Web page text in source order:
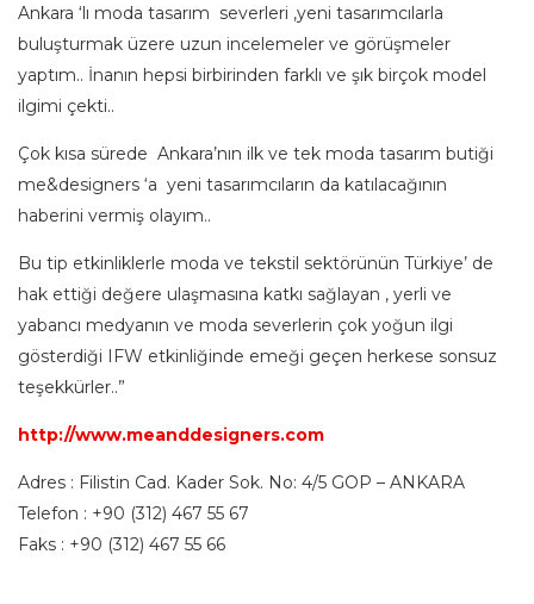
Ankara ‘lı moda tasarım severleri ,yeni tasarımcılarla
buluşturmak üzere uzun incelemeler ve görüşmeler
yaptım.. İnanın hepsi birbirinden farklı ve şık birçok model
ilgimi çekti..
Çok kısa sürede Ankara’nın ilk ve tek moda tasarım butiği
me&designers ‘a yeni tasarımcıların da katılacağının
haberini vermiş olayım..
Bu tip etkinliklerle moda ve tekstil sektörünün Türkiye’ de
hak ettiği değere ulaşmasına katkı sağlayan , yerli ve
yabancı medyanın ve moda severlerin çok yoğun ilgi
gösterdiği IFW etkinliğinde emeği geçen herkese sonsuz
teşekkürler..”
http://www.meanddesigners.com
Adres : Filistin Cad. Kader Sok. No: 4/5 GOP – ANKARA
Telefon : +90 (312) 467 55 67
Faks : +90 (312) 467 55 66